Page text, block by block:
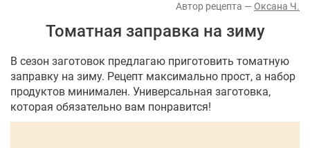
Оксана Ч.
Томатная заправка на зиму
В сезон заготовок предлагаю приготовить томатную
заправку на зиму. Рецепт максимально прост, а набор
продуктов минимален. Универсальная заготовка,
которая обязательно вам понравится!